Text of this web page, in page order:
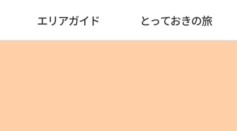
エリアガイド とっておきの旅